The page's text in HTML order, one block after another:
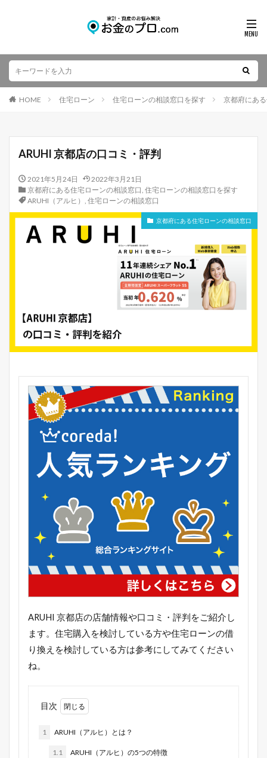
HOME 住宅ローン 住宅ローンの相談窓口を探す 京都府にあ
ARUHI 京都店の口コミ・評判
2021年5月24日
2022年3月21日
京都府にある住宅ローンの相談窓口, 住宅ローンの相談窓口を探す
ARUHI（アルヒ） , 住宅ローンの相談窓口
京都府にある住宅ローンの相談窓口
ARUHI 京都店の店舗情報や口コミ・評判をご紹介し
ます。住宅購入を検討している方や住宅ローンの借
り換えを検討している方は参考にしてみてください
ね。
目次
1 ARUHI（アルヒ）とは？
1.1 ARUHI（アルヒ）の5つの特徴